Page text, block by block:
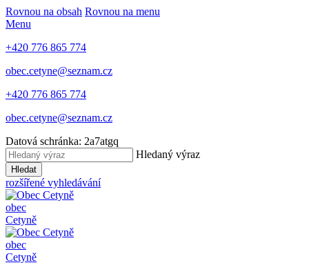
Rovnou na obsah Rovnou na menu
Menu
+420 776 865 774
obec.cetyne@seznam.cz
+420 776 865 774
obec.cetyne@seznam.cz
Datová schránka: 2a7atgq
Hledaný výraz
Hledat
rozšířené vyhledávání
obec
Cetyně
obec
Cetyně